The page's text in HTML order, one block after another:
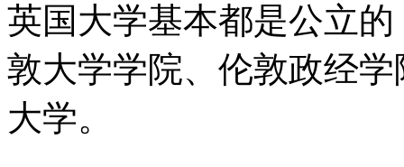
英国大学基本都是公立
敦大学学院、伦敦政经
大学。